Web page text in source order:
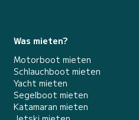
Was mieten?
Motorboot mieten
Schlauchboot mieten
Yacht mieten
Segelboot mieten
Katamaran mieten